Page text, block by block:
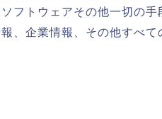
フトウェアその他一切の手
、企業情報、その他すべて